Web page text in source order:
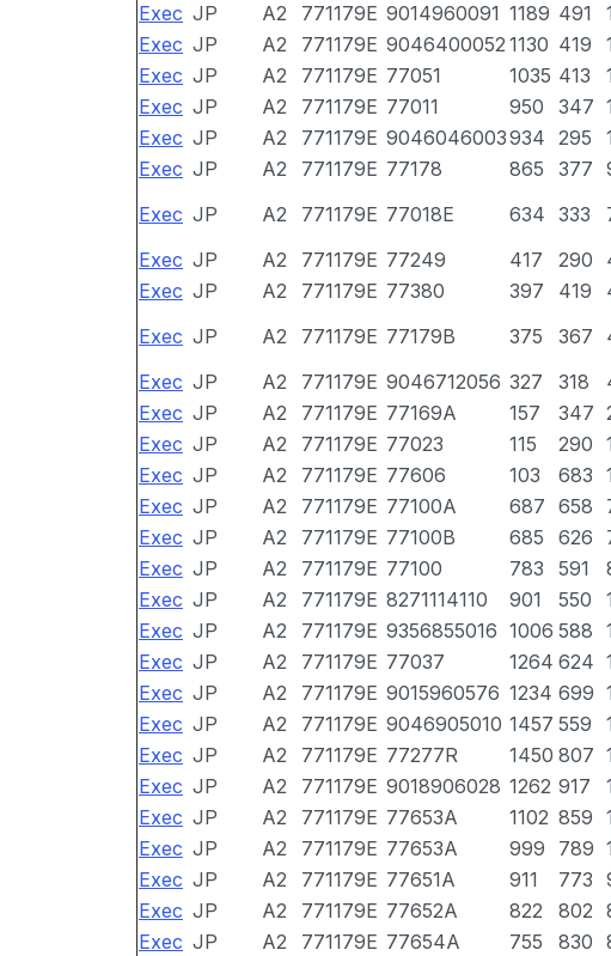
Exec JP A2 771179E 9014960091 1189 491
Exec JP A2 771179E 9046400052 1130 419
Exec JP A2 771179E 77051 1035 413
Exec JP A2 771179E 77011 950 347
Exec JP A2 771179E 9046046003934 295
Exec JP A2 771179E 77178 865 377
Exec JP A2 771179E 77018E 634 333
Exec JP A2 771179E 77249 417 290
Exec JP A2 771179E 77380 397 419
Exec JP A2 771179E 77179B 375 367
Exec JP A2 771179E 9046712056 327 318
Exec JP A2 771179E 77169A 157 347
Exec JP A2 771179E 77023 115 290
Exec JP A2 771179E 77606 103 683
Exec JP A2 771179E 77100A 687 658
Exec JP A2 771179E 77100B 685 626
Exec JP A2 771179E 77100 783 591
Exec JP A2 771179E 8271114110 901 550
Exec JP A2 771179E 9356855016 1006 588
Exec JP A2 771179E 77037 1264 624
Exec JP A2 771179E 9015960576 1234 699
Exec JP A2 771179E 9046905010 1457 559
Exec JP A2 771179E 77277R 1450 807
Exec JP A2 771179E 9018906028 1262 917
Exec JP A2 771179E 77653A 1102 859
Exec JP A2 771179E 77653A 999 789
Exec JP A2 771179E 77651A 911 773
Exec JP A2 771179E 77652A 822 802
Exec JP A2 771179E 77654A 755 830